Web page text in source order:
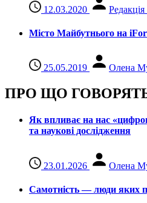
12.03.2020
Місто Майбутнього на
25.05.2019 Олена
ПРО ЩО
Як впливає на нас
та наукові дослідження
23.01.2026 Олена
Самотність — люди яких